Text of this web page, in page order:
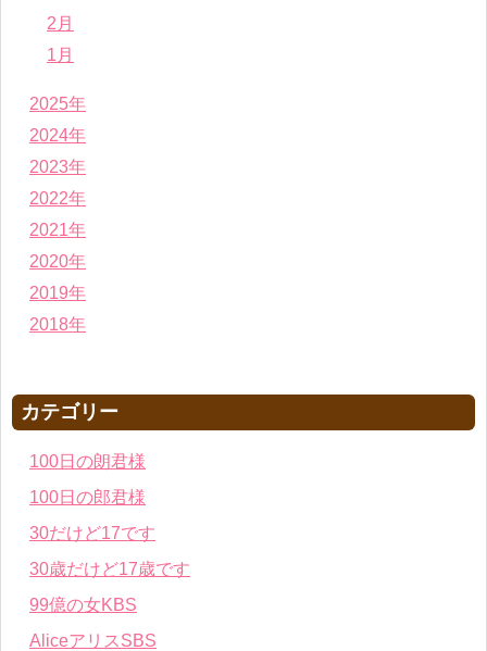
2月
1月
2025年
2024年
2023年
2022年
2021年
2020年
2019年
2018年
カテゴリー
100日の朗君様
100日の郎君様
30だけど17です
30歳だけど17歳です
99億の女KBS
AliceアリスSBS